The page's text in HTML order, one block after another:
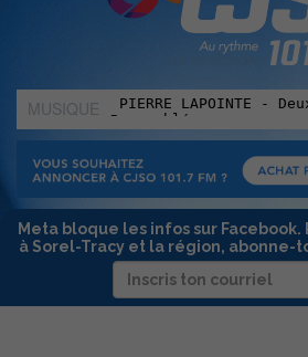
MUSIQUE
:
Meta bloque les infos sur
à Sorel-Tracy et la région, abonne-